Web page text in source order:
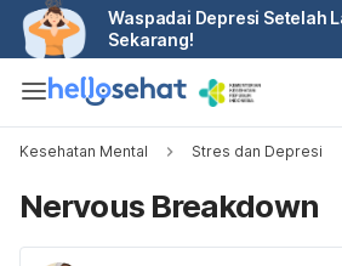
Waspadai Depresi Setelah
Sekarang!
Kesehatan Mental Stres dan Depresi
Nervous Breakdown